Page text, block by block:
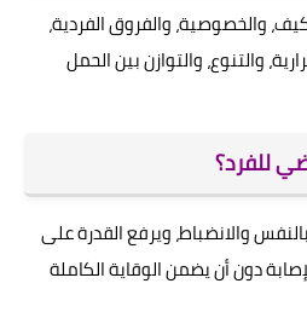
والخصوصية، والفروق الفردية،
والتنوع، والتوازن بين الحمل
للفرد؟
والانضباط، ويرفع القدرة على
دون أن يضمن الوقاية الكاملة